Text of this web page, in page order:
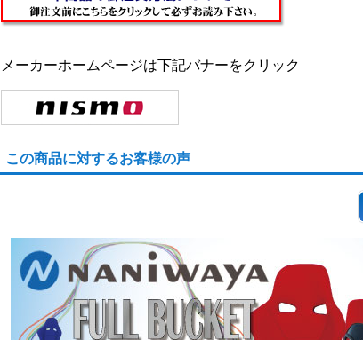
メーカーホームページは下記バナーをクリック
この商品に対するお客様の声